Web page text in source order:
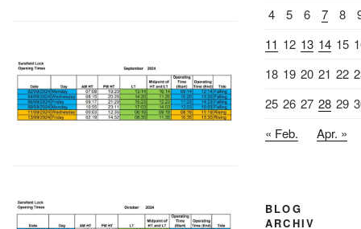
4
5 6 7 8
11 12 13 14 15
18 19 20 21 22
25 26 27 28 29
« Feb.
Apr. »
BLOG
ARCHIV